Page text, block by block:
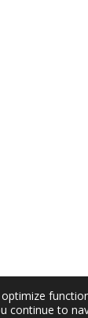
continue to